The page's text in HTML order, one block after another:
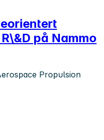
på Nammo
Propulsion